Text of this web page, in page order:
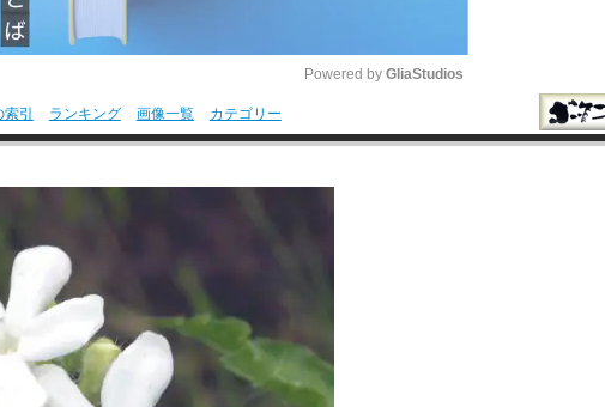
M
Powered by GliaStudios
索引 ランキング 画像一覧 カテゴリー